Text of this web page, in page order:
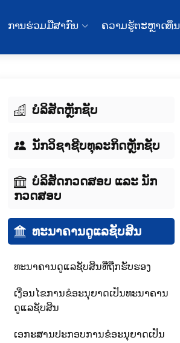
ການຮ່ວມມືສາກົນ ຄວາມຮູ້ຕະຫຼາດທຶນ
ບໍລິສັດຫຼັກຊັບ
ນັກວິຊາຊີບທຸລະກິດຫຼັກຊັບ
ບໍລິສັດກວດສອບ ແລະ ນັກ
ກວດສອບ
ທະນາຄານດູແລຊັບສິນ
ທະນາຄານດູແລຊັບສິນທີ່ຖືກຮັບຮອງ
ເງື່ອນໄຂການຂໍອະນຸຍາດເປັນທະນາຄານ
ດູແລຊັບສິນ
ເອກະສານປະກອບການຂໍອະນຸຍາດເປັນ